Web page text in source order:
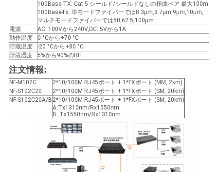
図
プ
ラ
100Base-TX: Cat 5 シールド/シールドなしの扭曲ペア 最大100m
100Base-Fx: 単モードファイバーでは8.3μm,8.7μm,9μm,10μm,
マルチモードファイバーでは50,62.5,100μm
電源
AC: 100Vから240V,DC: 5Vから1A
動作温度
0 °Cから+70 °C
貯蔵温度
-20 °Cから+80 °C
貯蔵湿度
5%から90%のRH
注文情報:
NF-M102C
2*10/100M RJ45ポート + 1*FXポート (MM, 2km)
NF-S102C20
2*10/100M RJ45ポート + 1*FXポート (SM, 20km)
NF-S102C20A/B 2*10/100M RJ45ポート + 1*FXポート (SM, 20km)
A:Tx1310nm/Rx1550nm
B: Tx1550nm/Rx1310nm